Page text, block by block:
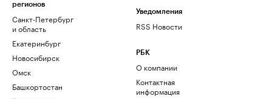
регионов
Санкт-Петербург
и область
Екатеринбург
Новосибирск
Омск
Башкортостан
Уведомления
RSS Новости
РБК
О компании
Контактная
информация